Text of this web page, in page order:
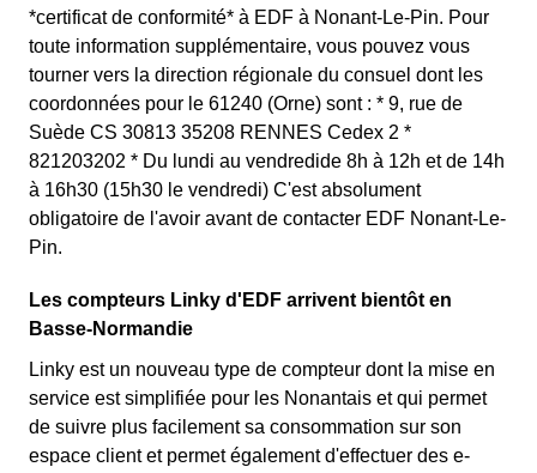
*certificat de conformité* à EDF à Nonant-Le-Pin. Pour
toute information supplémentaire, vous pouvez vous
tourner vers la direction régionale du consuel dont les
coordonnées pour le 61240 (Orne) sont : * 9, rue de
Suède CS 30813 35208 RENNES Cedex 2 *
821203202 * Du lundi au vendredide 8h à 12h et de 14h
à 16h30 (15h30 le vendredi) C'est absolument
obligatoire de l'avoir avant de contacter EDF Nonant-Le-
Pin.
Les compteurs Linky d'EDF arrivent bientôt en
Basse-Normandie
Linky est un nouveau type de compteur dont la mise en
service est simplifiée pour les Nonantais et qui permet
de suivre plus facilement sa consommation sur son
espace client et permet également d'effectuer des e-